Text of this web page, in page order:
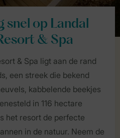
snel op Landal
& Spa
& Spa ligt aan de rand
een streek die bekend
kabbelende beekjes
in 116 hectare
het resort de perfecte
in de natuur. Neem de